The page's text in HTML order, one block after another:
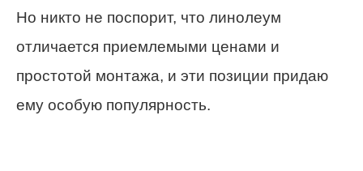
Но никто не поспорит, что линолеум
отличается приемлемыми ценами и
простотой монтажа, и эти позиции придаю
ему особую популярность.